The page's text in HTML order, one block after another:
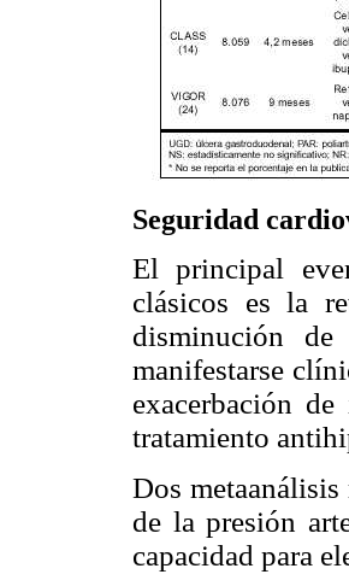
Seguridad
El principal
clásicos es la
disminución
manifestarse
exacerbación
tratamiento
Dos
de la presión
capacidad para